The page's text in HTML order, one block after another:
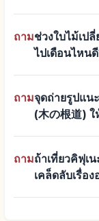
ถามช่วงใบไม้เป
ไปเดือนไหน
ถามจุดถ่ายรูปแน
(木の根道)
ถามถ้าเที่ยวคิฟุเ
เคล็ดลับเรื่อ